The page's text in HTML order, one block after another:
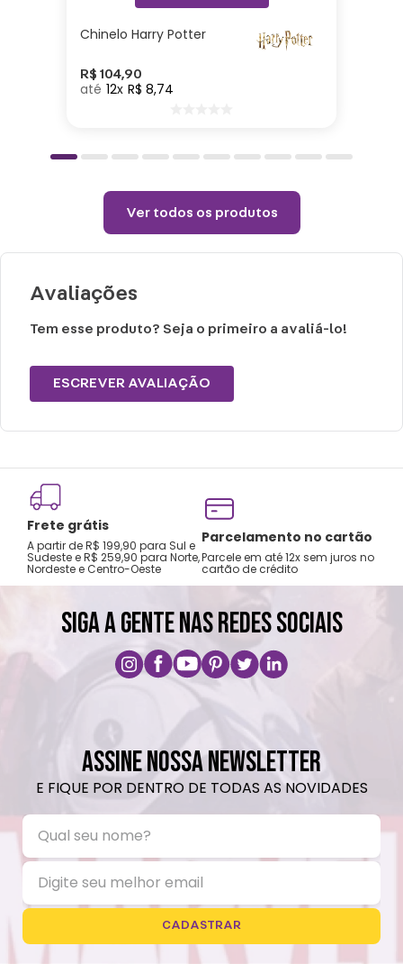
Pequena: Altura: 16cm| Largura: 24cm|
Comprimento: 3cm| Material: PVC
Comprimento: 3cm| Material: PVC
Cuidados e recomendações de uso:
Não exceder peso máximo suportado.
Limpar com pano úmido.
Não alvejar.
Chinelo Harry Potter
R$ 104,90
12 R$ 8,74
Ver todos os produtos
Avaliações
Tem esse produto? Seja o primeiro a avaliá-lo!
ESCREVER AVALIAÇÃO
Frete grátis
A partir de R$ 199,90 para Sul e
Sudeste e R$ 259,90 para Norte,
Nordeste e Centro-Oeste
Parcelamento no cartão
Parcele em até 12x sem juros no
cartão de crédito
SIGA A GENTE NAS REDES SOCIAIS
ASSINE NOSSA NEWSLETTER
E FIQUE POR DENTRO DE TODAS AS NOVIDADES
CADASTRAR